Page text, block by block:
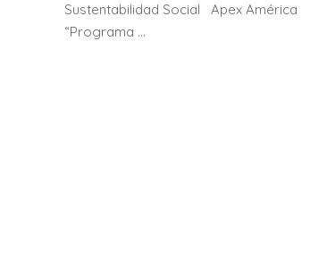
Sustentabilidad Social Apex América
“Programa …